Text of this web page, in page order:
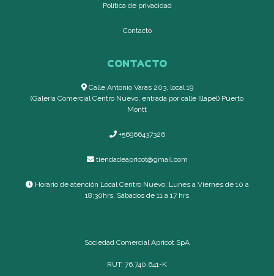
Política de privacidad
Contacto
CONTACTO
Calle Antonio Varas 203, local 19
(Galería Comercial Centro Nuevo, entrada por calle Illapel) Puerto
Montt
+56966437326
tiendadeapricot@gmail.com
Horario de atención Local Centro Nuevo: Lunes a Viernes de 10 a
18:30hrs, Sábados de 11 a 17 hrs
Sociedad Comercial Apricot SpA
RUT: 76.740.641-K